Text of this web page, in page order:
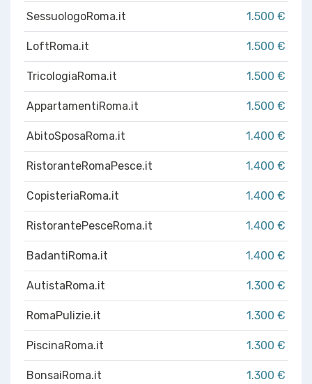
SessuologoRoma.it 1.500 €
LoftRoma.it 1.500 €
TricologiaRoma.it 1.500 €
AppartamentiRoma.it 1.500 €
AbitoSposaRoma.it 1.400 €
RistoranteRomaPesce.it 1.400 €
CopisteriaRoma.it 1.400 €
RistorantePesceRoma.it 1.400 €
BadantiRoma.it 1.400 €
AutistaRoma.it 1.300 €
RomaPulizie.it 1.300 €
PiscinaRoma.it 1.300 €
BonsaiRoma.it 1.300 €